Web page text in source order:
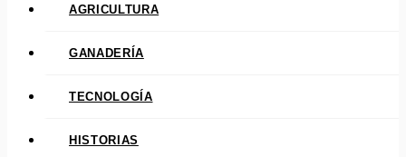
AGRICULTURA
GANADERÍA
TECNOLOGÍA
HISTORIAS